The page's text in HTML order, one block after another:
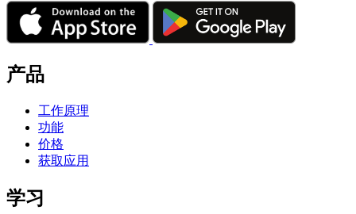
产品
工作原理
功能
价格
获取应用
学习